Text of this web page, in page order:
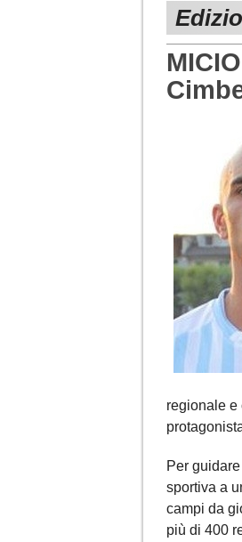
regionale e
Per
sportiva a
campi da
più di 400